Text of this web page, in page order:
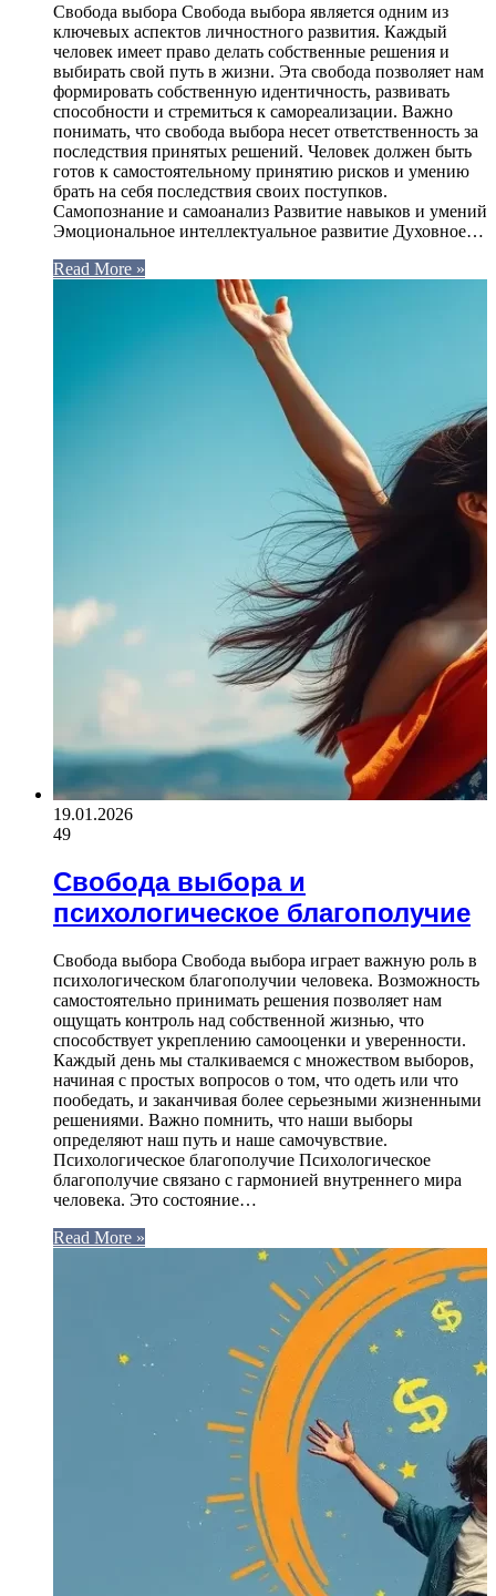
Свобода выбора Свобода выбора является одним из
ключевых аспектов личностного развития. Каждый
человек имеет право делать собственные решения и
выбирать свой путь в жизни. Эта свобода позволяет нам
формировать собственную идентичность, развивать
способности и стремиться к самореализации. Важно
понимать, что свобода выбора несет ответственность за
последствия принятых решений. Человек должен быть
готов к самостоятельному принятию рисков и умению
брать на себя последствия своих поступков.
Самопознание и самоанализ Развитие навыков и умений
Эмоциональное интеллектуальное развитие Духовное…
Read More »
19.01.2026
49
Свобода выбора и
психологическое благополучие
Свобода выбора Свобода выбора играет важную роль в
психологическом благополучии человека. Возможность
самостоятельно принимать решения позволяет нам
ощущать контроль над собственной жизнью, что
способствует укреплению самооценки и уверенности.
Каждый день мы сталкиваемся с множеством выборов,
начиная с простых вопросов о том, что одеть или что
пообедать, и заканчивая более серьезными жизненными
решениями. Важно помнить, что наши выборы
определяют наш путь и наше самочувствие.
Психологическое благополучие Психологическое
благополучие связано с гармонией внутреннего мира
человека. Это состояние…
Read More »